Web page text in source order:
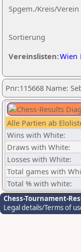
Sortierung
Spgem./Kreis/Verein
Vereinslisten:Wien
Pnr:115668 Name:
Alle Partien ab
Wins with White:
Draws with White:
Losses with White:
Total games with
Total % with white:
Chess-Tournament-
Legal details/Terms of